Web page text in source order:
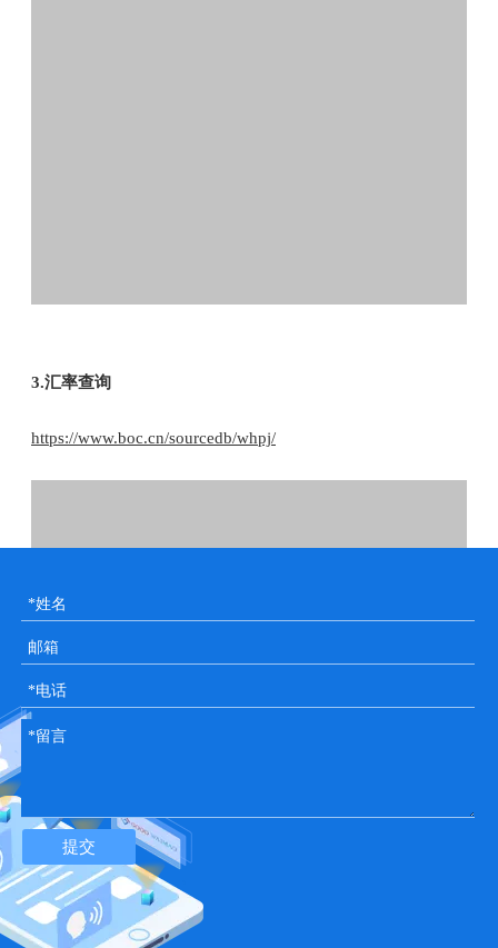
3.汇率查询
https://www.boc.cn/sourcedb/whpj/
提交